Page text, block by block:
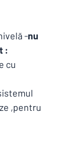
-nu
:
cu
,pentru